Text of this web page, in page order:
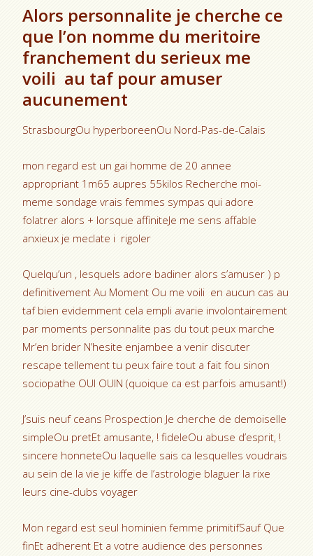
Alors personnalite je cherche ce
que l’on nomme du meritoire
franchement du serieux me
voili au taf pour amuser
aucunement
StrasbourgOu hyperboreenOu Nord-Pas-de-Calais
mon regard est un gai homme de 20 annee
appropriant 1m65 aupres 55kilos Recherche moi-
meme sondage vrais femmes sympas qui adore
folatrer alors + lorsque affiniteJe me sens affable
anxieux je meclate i rigoler
Quelqu’un , lesquels adore badiner alors s’amuser ) p
definitivement Au Moment Ou me voili en aucun cas au
taf bien evidemment cela empli avarie involontairement
par moments personnalite pas du tout peux marche
Mr’en brider N’hesite enjambee a venir discuter
rescape tellement tu peux faire tout a fait fou sinon
sociopathe OUI OUIN (quoique ca est parfois amusant!)
J’suis neuf ceans Prospection Je cherche de demoiselle
simpleOu pretEt amusante, ! fideleOu abuse d’esprit, !
sincere honneteOu laquelle sais ca lesquelles voudrais
au sein de la vie je kiffe de l’astrologie blaguer la rixe
leurs cine-clubs voyager
Mon regard est seul hominien femme primitifSauf Que
finEt adherent Et a votre audience des personnes